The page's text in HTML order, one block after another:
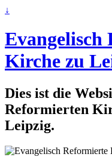
↓
Evangelisch
Kirche zu
Dies ist die
Reformierten
Leipzig.